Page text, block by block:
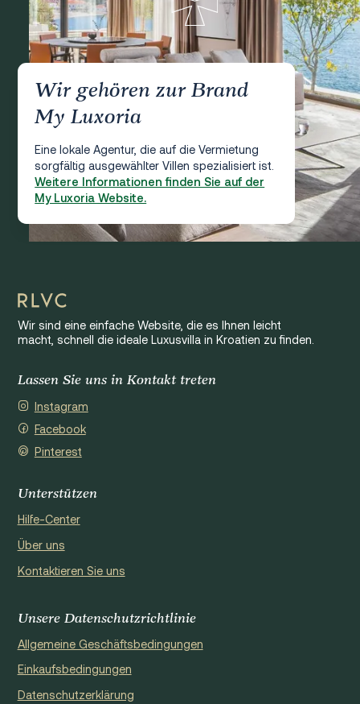
Wir gehören zur Brand
My Luxoria
Eine lokale Agentur, die auf die Vermietung
sorgfältig ausgewählter Villen spezialisiert ist.
Weitere Informationen finden Sie auf der
My Luxoria Website.
Wir sind eine einfache Website, die es Ihnen leicht
macht, schnell die ideale Luxusvilla in Kroatien zu finden.
Lassen Sie uns in Kontakt treten
Instagram
Facebook
Pinterest
Unterstützen
Hilfe-Center
Über uns
Kontaktieren Sie uns
Unsere Datenschutzrichtlinie
Allgemeine Geschäftsbedingungen
Einkaufsbedingungen
Datenschutzerklärung